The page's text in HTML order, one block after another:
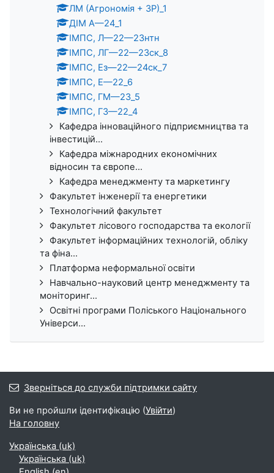
ЛМ (Агрономія + ЗР)_1
ДІМ А—24_1
ІМПС, Л—22—23нтн
ІМПС, ЛГ—22—23ск_8
ІМПС, Ез—22—24ск_7
ІМПС, Е—22_6
ІМПС, ГМ—23_5
ІМПС, ГЗ—22_4
Кафедра інноваційного підприємництва та
інвестицій...
Кафедра міжнародних економічних
відносин та європе...
Кафедра менеджменту та маркетингу
Факультет інженерії та енергетики
Технологічний факультет
Факультет лісового господарства та екології
Факультет інформаційних технологій, обліку
та фіна...
Платформа неформальної освіти
Навчально-науковий центр менеджменту та
моніторинг...
Освітні програми Поліського Національного
Універси...
Зверніться до служби підтримки сайту
Ви не пройшли ідентифікацію (Увійти)
На головну
Українська ‎(uk)‎
Українська ‎(uk)‎